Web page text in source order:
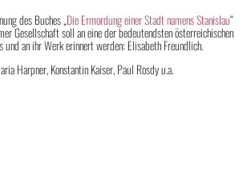
des Buches „Die Ermordung einer Stadt namens Stanislau“
Gesellschaft soll an eine der bedeutendsten österreichischen
an ihr Werk erinnert werden: Elisabeth Freundlich.
Harpner, Konstantin Kaiser, Paul Rosdy u.a.